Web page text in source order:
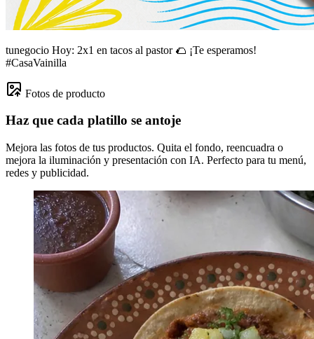
tunegocio Hoy: 2x1 en tacos al pastor 🌮 ¡Te esperamos!
#CasaVainilla
Fotos de producto
Haz que cada platillo se antoje
Mejora las fotos de tus productos. Quita el fondo, reencuadra o
mejora la iluminación y presentación con IA. Perfecto para tu menú,
redes y publicidad.